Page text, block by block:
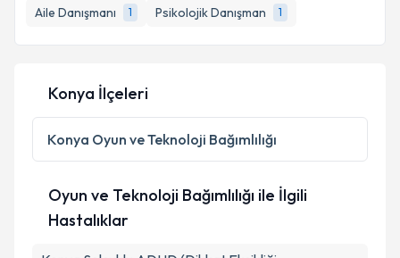
Aile Danışmanı
1 Psikolojik Danışman 1
E-posta Adresiniz
Kişisel verilerimin işlenmesine ilişkinAydınlatma
Metni
'ni okudum ve kişisel verilerimin belirtilen
kapsamda işlenmesini kabul ediyorum.
Takvim Talebini Gönder
Konya İlçeleri
Konya Oyun ve Teknoloji Bağımlılığı
Oyun ve Teknoloji Bağımlılığı ile İlgili
Hastalıklar